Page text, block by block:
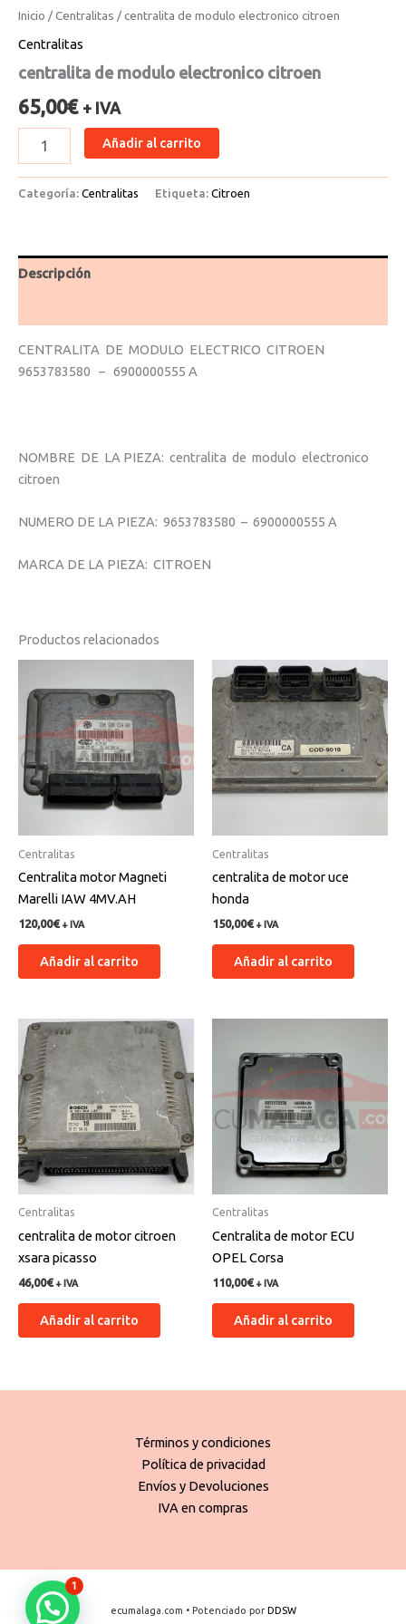
Inicio /Centralitas / centralita de modulo electronico citroen
Centralitas
centralita de modulo electronico citroen
65,00€ + IVA
Añadir al carrito
Categoría: Centralitas Etiqueta: Citroen
Descripción
CENTRALITA DE MODULO ELECTRICO CITROEN
9653783580 – 6900000555 A
NOMBRE DE LA PIEZA: centralita de modulo electronico
citroen
NUMERO DE LA PIEZA: 9653783580 – 6900000555 A
MARCA DE LA PIEZA: CITROEN
Productos relacionados
Centralitas
Centralita motor Magneti
Marelli IAW 4MV.AH
120,00€ + IVA
Añadir al carrito
Centralitas
centralita de motor uce
honda
150,00€ + IVA
Añadir al carrito
Centralitas
centralita de motor citroen
xsara picasso
46,00€ + IVA
Añadir al carrito
Centralitas
Centralita de motor ECU
OPEL Corsa
110,00€ + IVA
Añadir al carrito
Términos y condiciones
Política de privacidad
Envíos y Devoluciones
IVA en compras
ecumalaga.com • Potenciado por DDSW
1